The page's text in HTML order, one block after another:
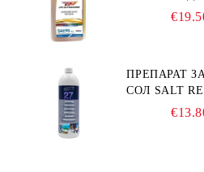
HONDA
ПРЕПАРАТ
СОЛ SALT
NAUTIC